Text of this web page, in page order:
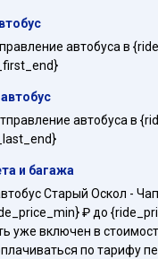
автобуса в
автобуса в
и багажа
Старый Оскол -
₽ до
уже включен в
по тарифу